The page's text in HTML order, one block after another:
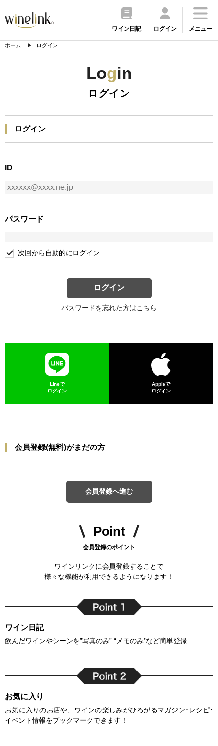
ワイン日記 ログイン メニュー
ホーム ログイン
Login
ログイン
ログイン
ID
パスワード
次回から自動的にログイン
ログイン
パスワードを忘れた方はこちら
Lineで
ログイン
Appleで
ログイン
会員登録(無料)がまだの方
会員登録へ進む
Point
会員登録のポイント
ワインリンクに会員登録することで
様々な機能が利用できるようになります！
ワイン日記
飲んだワインやシーンを”写真のみ” “メモのみ”など簡単登録
お気に入り
お気に入りのお店や、ワインの楽しみがひろがるマガジン･レシピ･
イベント情報をブックマークできます！